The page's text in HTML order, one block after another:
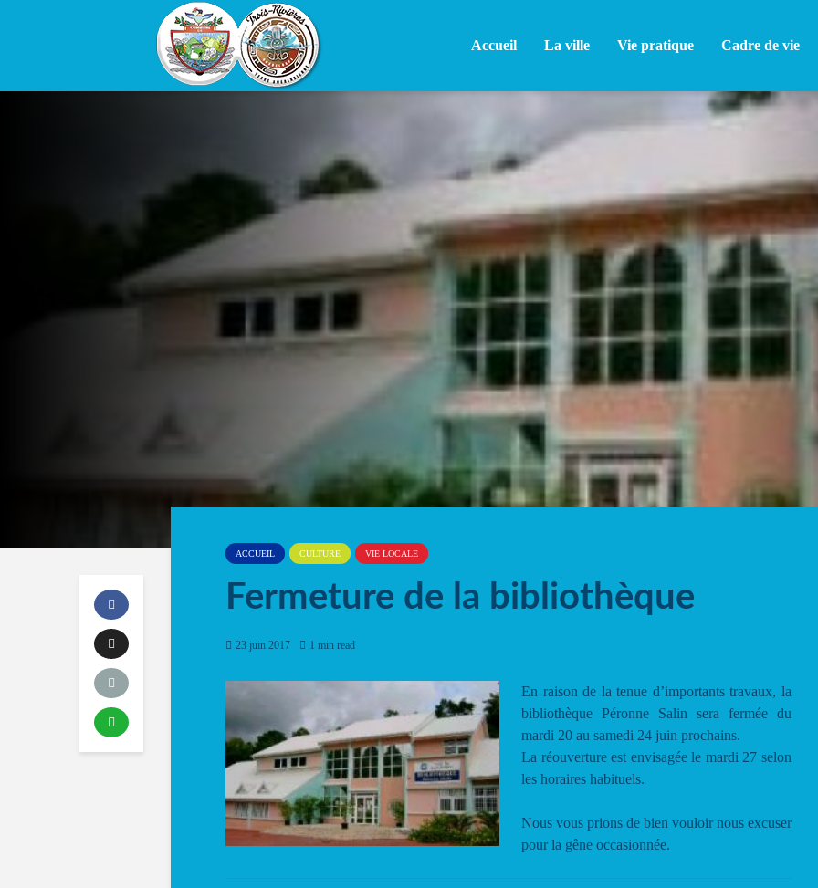
Accueil La ville Vie pratique Cadre de vie
ACCUEIL CULTURE VIE LOCALE
Fermeture de la bibliothèque
23 juin 2017 1 min read
En raison de la tenue d’importants travaux, la
bibliothèque Péronne Salin sera fermée du
mardi 20 au samedi 24 juin prochains.
La réouverture est envisagée le mardi 27 selon
les horaires habituels.
Nous vous prions de bien vouloir nous excuser
pour la gêne occasionnée.